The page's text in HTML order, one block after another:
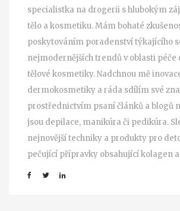
specialistka na drogerii s hlubokým
tělo a kosmetiku. Mám bohaté
poskytováním poradenství týkajícího
nejmodernějších trendů v oblasti péče
tělové kosmetiky. Nadchnou mě
dermokosmetiky a ráda sdílím své
prostřednictvím psaní článků a blogů
jsou depilace, manikúra či pedikúra.
nejnovější techniky a produkty pro
pečující přípravky obsahující kolagen